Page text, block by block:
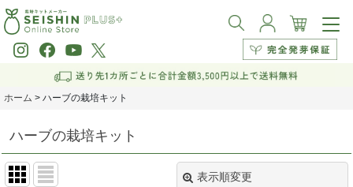
ホーム > ハーブの栽培キット
ハーブの栽培キット
表示順変更